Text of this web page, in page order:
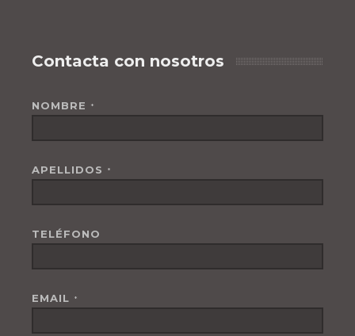
Contacta con nosotros
NOMBRE *
APELLIDOS *
TELÉFONO
EMAIL *